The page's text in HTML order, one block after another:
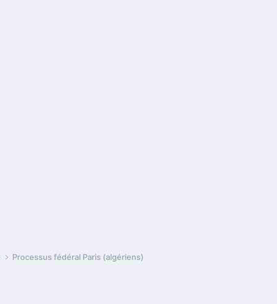
Processus fédéral Paris (algériens)